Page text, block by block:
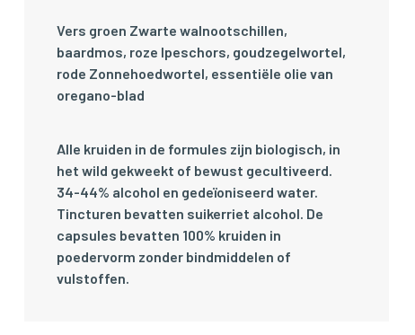
Vers groen Zwarte walnootschillen,
baardmos, roze Ipeschors, goudzegelwortel,
rode Zonnehoedwortel, essentiële olie van
oregano-blad
Alle kruiden in de formules zijn biologisch, in
het wild gekweekt of bewust gecultiveerd.
34-44% alcohol en gedeïoniseerd water.
Tincturen bevatten suikerriet alcohol. De
capsules bevatten 100% kruiden in
poedervorm zonder bindmiddelen of
vulstoffen.